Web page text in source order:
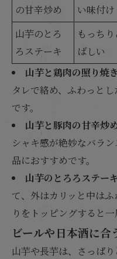
の甘辛炒め
い味付け
山芋のとろ
ろステーキ
もっち
ばしい
山芋と鶏肉の照り焼き
タレで絡め、ふわっと
です。
山芋と豚肉の甘辛炒
シャキ感が絶妙なバラ
品におすすめです。
山芋のとろろステー
て、外はカリッと中は
りをトッピングすると
ビールや日本酒に
山芋や長芋は、さっぱ